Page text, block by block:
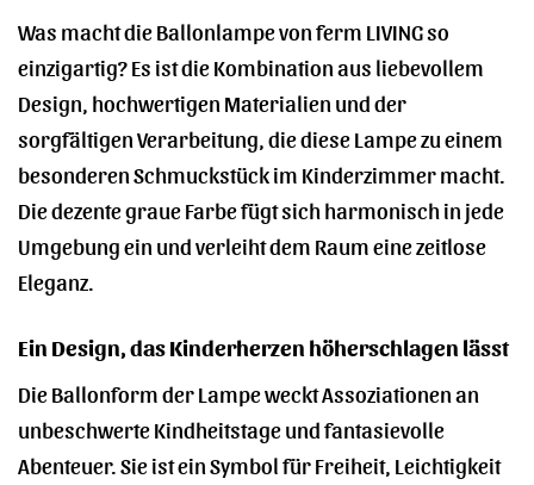
Was macht die Ballonlampe von ferm LIVING so
einzigartig? Es ist die Kombination aus liebevollem
Design, hochwertigen Materialien und der
sorgfältigen Verarbeitung, die diese Lampe zu einem
besonderen Schmuckstück im Kinderzimmer macht.
Die dezente graue Farbe fügt sich harmonisch in jede
Umgebung ein und verleiht dem Raum eine zeitlose
Eleganz.
Ein Design, das Kinderherzen höherschlagen lässt
Die Ballonform der Lampe weckt Assoziationen an
unbeschwerte Kindheitstage und fantasievolle
Abenteuer. Sie ist ein Symbol für Freiheit, Leichtigkeit